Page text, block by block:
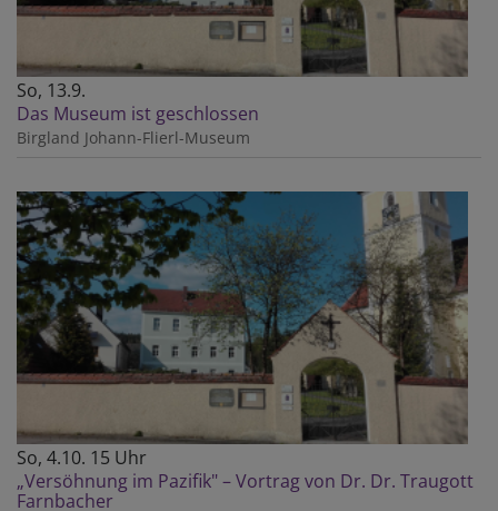
So, 13.9.
Das Museum ist geschlossen
Birgland Johann-Flierl-Museum
So, 4.10. 15 Uhr
„Versöhnung im Pazifik" – Vortrag von Dr. Dr. Traugott
Farnbacher